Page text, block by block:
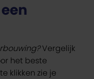
Vergelijk
het beste
klikken zie je